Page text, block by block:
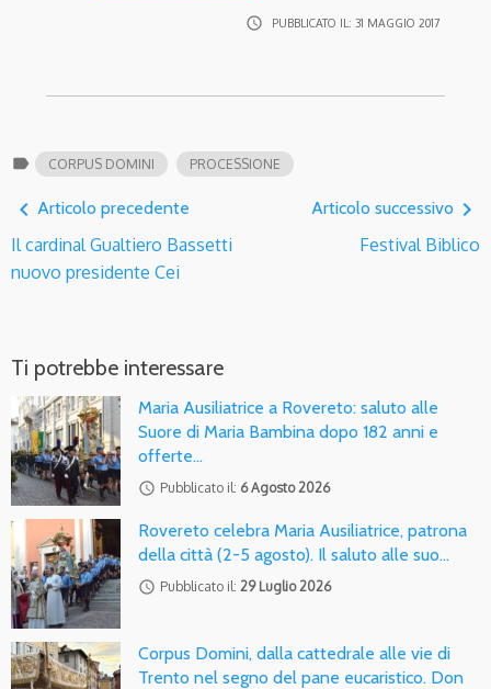
access_time PUBBLICATO IL: 31 MAGGIO 2017
label CORPUS DOMINI PROCESSIONE
navigate_before Articolo precedente
Il cardinal Gualtiero Bassetti
nuovo presidente Cei
Articolo successivo navigate_next
Festival Biblico
Ti potrebbe interessare
Maria Ausiliatrice a Rovereto: saluto alle
Suore di Maria Bambina dopo 182 anni e
offerte…
access_time Pubblicato il: 6 Agosto 2026
Rovereto celebra Maria Ausiliatrice, patrona
della città (2-5 agosto). Il saluto alle suo…
access_time Pubblicato il: 29 Luglio 2026
Corpus Domini, dalla cattedrale alle vie di
Trento nel segno del pane eucaristico. Don